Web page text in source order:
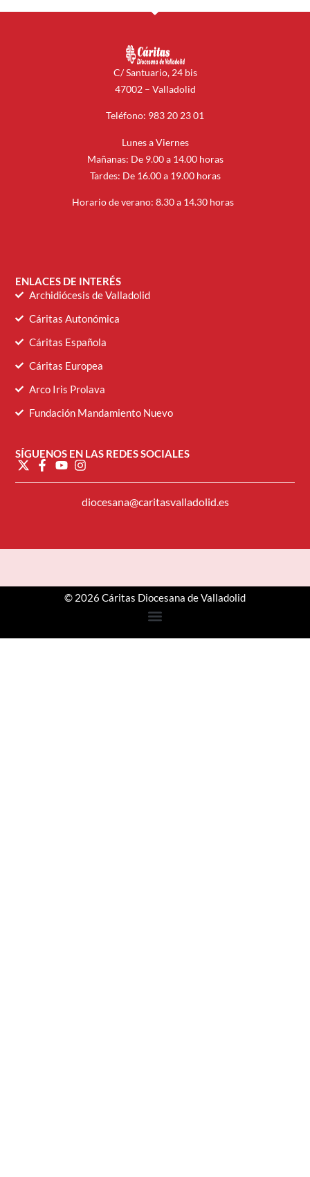
C/ Santuario, 24 bis
47002 – Valladolid
Teléfono: 983 20 23 01
Lunes a Viernes
Mañanas: De 9.00 a 14.00 horas
Tardes: De 16.00 a 19.00 horas
Horario de verano: 8.30 a 14.30 horas
ENLACES DE INTERÉS
Archidiócesis de Valladolid
Cáritas Autonómica
Cáritas Española
Cáritas Europea
Arco Iris Prolava
Fundación Mandamiento Nuevo
SÍGUENOS EN LAS REDES SOCIALES
diocesana@caritasvalladolid.es
© 2026 Cáritas Diocesana de Valladolid